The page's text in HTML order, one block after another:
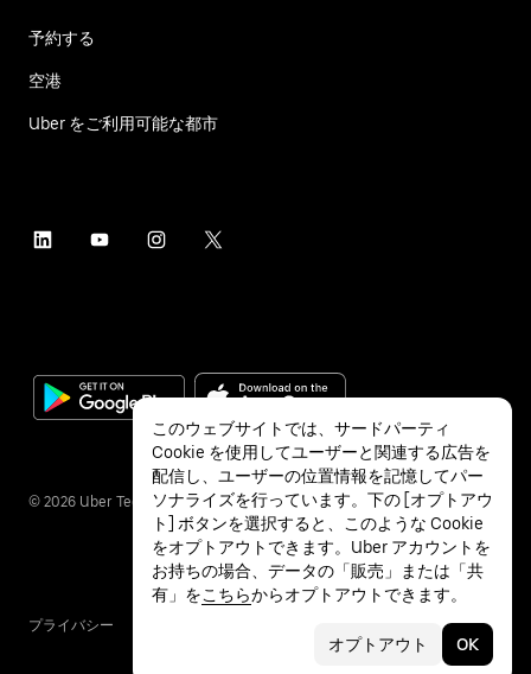
予約する
空港
Uber をご利用可能な都市
© 2026 Uber Technologies Inc.
プライバシー
このウェブサイトでは、サードパーティ
Cookie を使用してユーザーと関連する広告を
配信し、ユーザーの位置情報を記憶してパー
ソナライズを行っています。下の [オプトアウ
ト] ボタンを選択すると、このような Cookie
をオプトアウトできます。Uber アカウントを
お持ちの場合、データの「販売」または「共
有」をこちらからオプトアウトできます。
オプトアウト OK